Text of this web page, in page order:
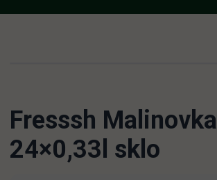
Fresssh Malinovka
24×0,33l sklo